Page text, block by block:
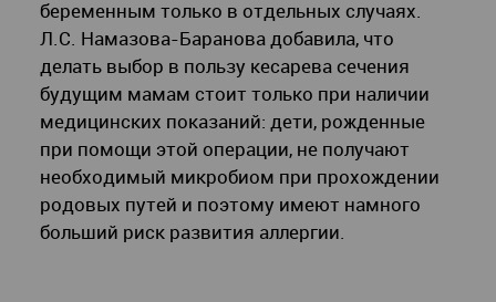
беременным только в отдельных случаях.
Л.С. Намазова-Баранова добавила, что
делать выбор в пользу кесарева сечения
будущим мамам стоит только при наличии
медицинских показаний: дети, рожденные
при помощи этой операции, не получают
необходимый микробиом при прохождении
родовых путей и поэтому имеют намного
больший риск развития аллергии.